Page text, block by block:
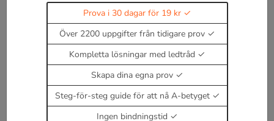
Läs teori om massa, volym och densitet
Enbart medlemmar kan kommentera.
dagar för 19 kr.
Logga inellerBli medlem nu
Prova i 30 dagar för 19 kr
Över 2200 uppgifter från tidigare prov
Kompletta lösningar med ledtråd
Skapa dina egna prov
Steg-för-steg guide för att nå A-betyget
Ingen bindningstid